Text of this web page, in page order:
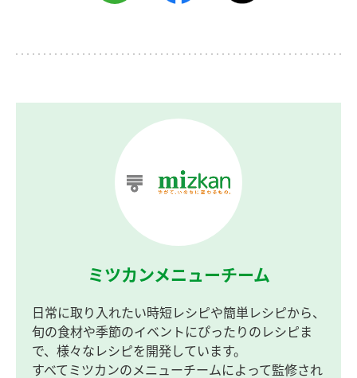
ミツカンメニューチーム
日常に取り入れたい時短レシピや簡単レシピから、
旬の食材や季節のイベントにぴったりのレシピま
で、様々なレシピを開発しています。
すべてミツカンのメニューチームによって監修され